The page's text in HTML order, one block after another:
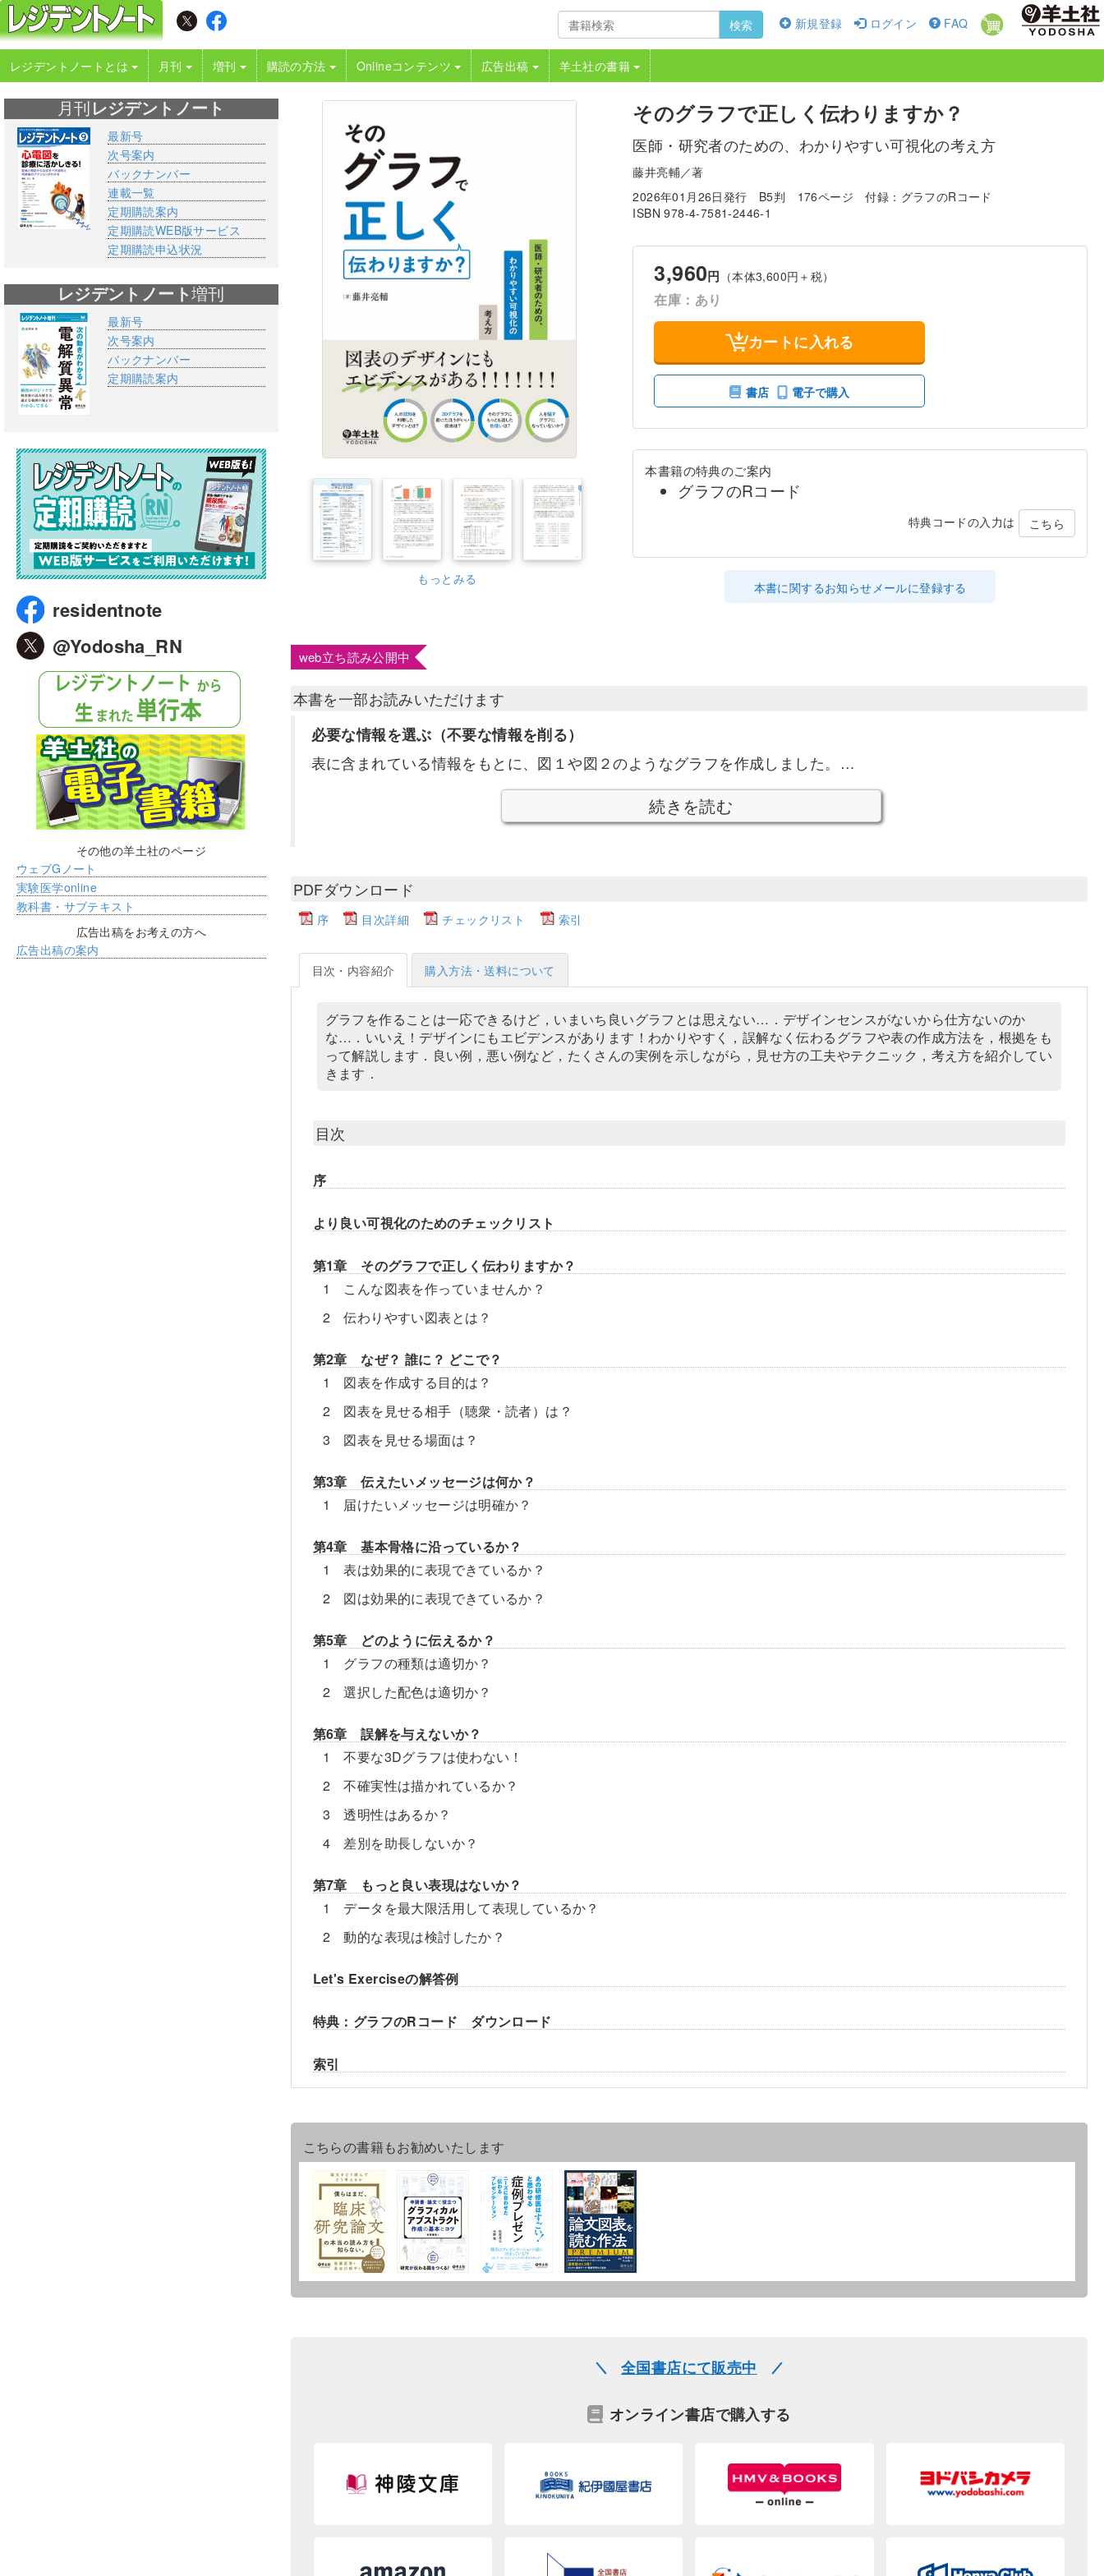
新規登録 ログイン FAQ
検索
レジデントノートとは 月刊 増刊 購読の方法 Onlineコンテンツ 広告出稿 羊土社の書籍
もっとみる
そのグラフで正しく伝わりますか？
医師・研究者のための、わかりやすい可視化の考え方
藤井亮輔／著
2026年01月26日発行
B5判 176ページ
付録：グラフのRコード
ISBN 978-4-7581-2446-1
3,960円 （本体3,600円＋税）
在庫：あり
カートに入れる
書店 電子で購入
本書籍の特典のご案内
グラフのRコード
特典コードの入力は こちら
本書に関するお知らせメールに登録する
web立ち読み公開中
本書を一部お読みいただけます
必要な情報を選ぶ（不要な情報を削る）
表に含まれている情報をもとに、図１や図２のようなグラフを作成しました。…
続きを読む
PDFダウンロード
序 目次詳細 チェックリスト 索引
目次・内容紹介 購入方法・送料について
グラフを作ることは一応できるけど，いまいち良いグラフとは思えない…．デザインセンスがないから仕方ないのか
な…．いいえ！デザインにもエビデンスがあります！わかりやすく，誤解なく伝わるグラフや表の作成方法を，根拠をも
って解説します．良い例，悪い例など，たくさんの実例を示しながら，見せ方の工夫やテクニック，考え方を紹介してい
きます．
目次
序
より良い可視化のためのチェックリスト
第1章 そのグラフで正しく伝わりますか？
1 こんな図表を作っていませんか？
2 伝わりやすい図表とは？
第2章 なぜ？ 誰に？ どこで？
1 図表を作成する目的は？
2 図表を見せる相手（聴衆・読者）は？
3 図表を見せる場面は？
第3章 伝えたいメッセージは何か？
1 届けたいメッセージは明確か？
第4章 基本骨格に沿っているか？
1 表は効果的に表現できているか？
2 図は効果的に表現できているか？
第5章 どのように伝えるか？
1 グラフの種類は適切か？
2 選択した配色は適切か？
第6章 誤解を与えないか？
1 不要な3Dグラフは使わない！
2 不確実性は描かれているか？
3 透明性はあるか？
4 差別を助長しないか？
第7章 もっと良い表現はないか？
1 データを最大限活用して表現しているか？
2 動的な表現は検討したか？
Let's Exerciseの解答例
特典：グラフのRコード ダウンロード
索引
こちらの書籍もお勧めいたします
全国書店にて販売中
オンライン書店で購入する
月刊 レジデントノート
最新号
次号案内
バックナンバー
連載一覧
定期購読案内
定期購読WEB版サービス
定期購読申込状況
レジデントノート増刊
最新号
次号案内
バックナンバー
定期購読案内
residentnote
@Yodosha_RN
その他の羊土社のページ
ウェブGノート
実験医学online
教科書・サブテキスト
広告出稿をお考えの方へ
広告出稿の案内